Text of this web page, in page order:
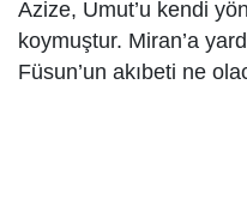
Azize, Umut’u kendi
koymuştur. Miran’a
Füsun’un akıbeti ne